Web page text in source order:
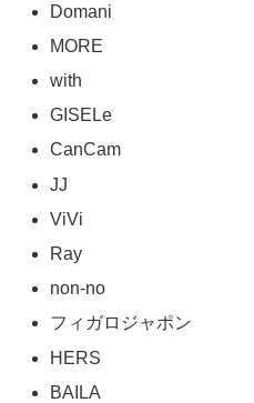
Domani
MORE
with
GISELe
CanCam
JJ
ViVi
Ray
non-no
フィガロジャポン
HERS
BAILA